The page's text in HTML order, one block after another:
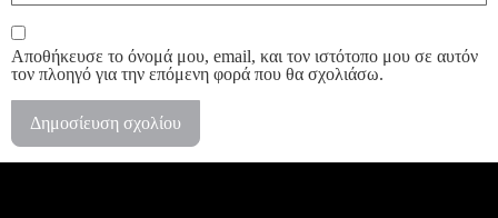
Αποθήκευσε το όνομά μου, email, και τον ιστότοπο μου σε αυτόν
τον πλοηγό για την επόμενη φορά που θα σχολιάσω.